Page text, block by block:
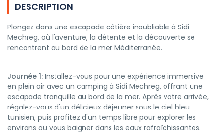
DESCRIPTION
Plongez dans une escapade côtière inoubliable à Sidi
Mechreg, où l'aventure, la détente et la découverte se
rencontrent au bord de la mer Méditerranée.
Journée 1: Installez-vous pour une expérience immersive
en plein air avec un camping à Sidi Mechreg, offrant une
escapade tranquille au bord de la mer. Après votre arrivée,
régalez-vous d'un délicieux déjeuner sous le ciel bleu
tunisien, puis profitez d'un temps libre pour explorer les
environs ou vous baigner dans les eaux rafraîchissantes.